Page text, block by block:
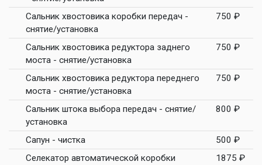
Сальник хвостовика коробки передач -
снятие/установка
750 ₽
Сальник хвостовика редуктора заднего
моста - снятие/установка
750 ₽
Сальник хвостовика редуктора переднего
моста - снятие/установка
750 ₽
Сальник штока выбора передач - снятие/
установка
800 ₽
Сапун - чистка
500 ₽
Селекатор автоматической коробки
1875 ₽